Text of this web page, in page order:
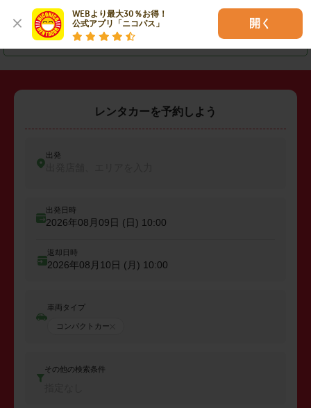
WEBより最大30％お得！
公式アプリ「ニコパス」
開く
匝瑳市 ・大網白里市 ・山武郡横芝光町
長生郡一宮町
レンタカーを予約しよう
出発
出発日時
2026年08月09日 (日) 10:00
返却日時
2026年08月10日 (月) 10:00
車両タイプ
コンパクトカー
その他の検索条件